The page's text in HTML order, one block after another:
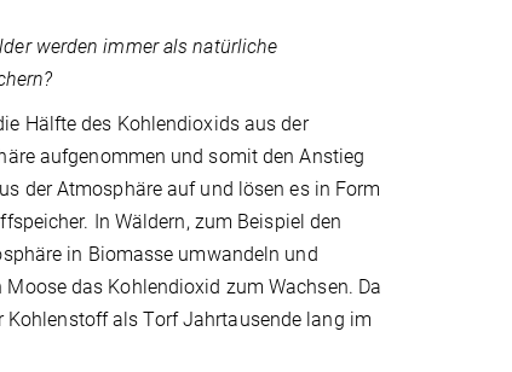
werden immer als natürliche
Hälfte des Kohlendioxids aus der
aufgenommen und somit den Anstieg
der Atmosphäre auf und lösen es in Form
In Wäldern, zum Beispiel den
in Biomasse umwandeln und
das Kohlendioxid zum Wachsen. Da
Kohlenstoff als Torf Jahrtausende lang im